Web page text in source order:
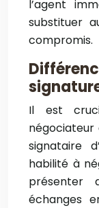
l’agent
substituer
compromis.
Il est
négociateur
signataire
habilité à
échanges